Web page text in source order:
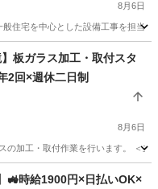
8月6日
般住宅を中心とした設備工事を担当
板ガラス加工・取付スタ
2回×週休二日制
8月6日
の加工・取付作業を行います。 ＜
🚜時給1900円×日払いOK×